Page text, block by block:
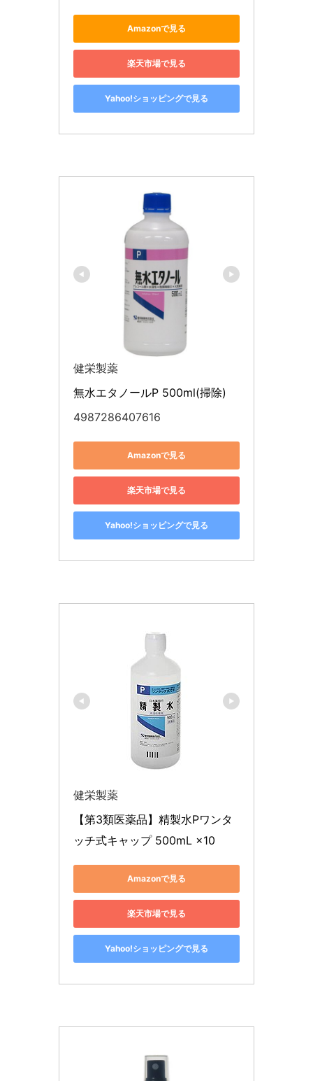
Amazonで見る
楽天市場で見る
Yahoo!ショッピングで見る
健栄製薬
無水エタノールP 500ml(掃除)
4987286407616
Amazonで見る
楽天市場で見る
Yahoo!ショッピングで見る
健栄製薬
【第3類医薬品】精製水Pワンタ
ッチ式キャップ 500mL ×10
Amazonで見る
楽天市場で見る
Yahoo!ショッピングで見る